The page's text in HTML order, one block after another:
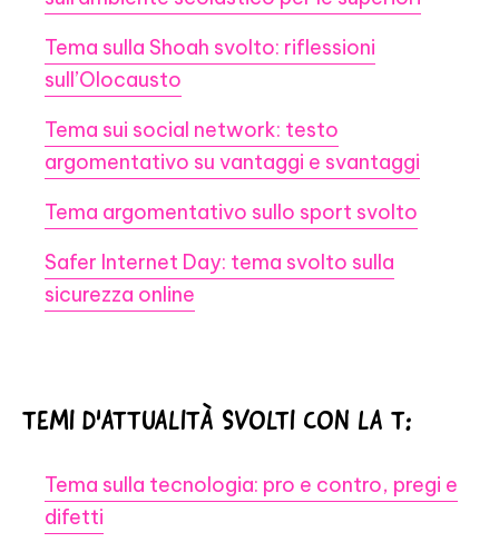
Tema sulla Shoah svolto: riflessioni
sull’Olocausto
Tema sui social network: testo
argomentativo su vantaggi e svantaggi
Tema argomentativo sullo sport svolto
Safer Internet Day: tema svolto sulla
sicurezza online
TEMI D'ATTUALITÀ SVOLTI CON LA T:
Tema sulla tecnologia: pro e contro, pregi e
difetti